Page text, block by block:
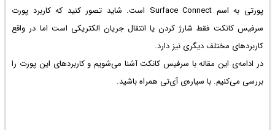
پورتی به اسم Surface Connect است. شاید تصور کنید که کاربرد پورت
سرفیس کانکت فقط شارژ کردن یا انتقال جریان الکتریکی است اما در واقع
کاربردهای مختلف دیگری نیز دارد.
در ادامه‌ی این مقاله با سرفیس کانکت آشنا می‌شویم و کاربردهای این پورت را
بررسی می‌کنیم. با سیاره‌ی آی‌تی همراه باشید.